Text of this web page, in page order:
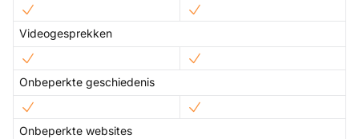
Videogesprekken
Onbeperkte geschiedenis
Onbeperkte websites